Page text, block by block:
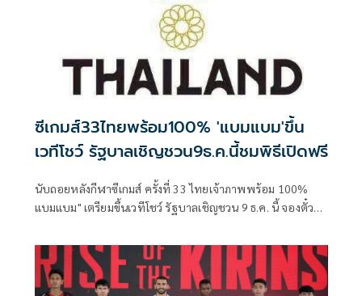
ซีเกมส์33ไทยพร้อม100% 'แบมแบม'ขึ้น
เวทีโชว์ รัฐบาลเชิญชวน9ธ.ค.นี้ชมพิธีเปิดฟรี
นับถอยหลังกีฬาซีเกมส์ ครั้งที่ 33 ไทยเจ้าภาพพร้อม 100%
แบมแบม" เตรียมขึ้นเวทีโชว์ รัฐบาลเชิญชวน 9 ธ.ค. นี้ จองตั๋ว
www.seagames2025.org